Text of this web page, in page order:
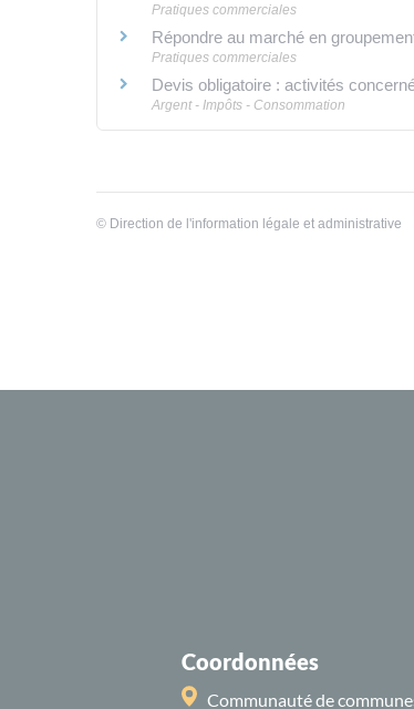
Pratiques commerciales
Répondre au marché en
Pratiques commerciales
Devis obligatoire : activités
Argent - Impôts - Consommation
© Direction de l'information légale et administrative
Coordonnées
Communauté de